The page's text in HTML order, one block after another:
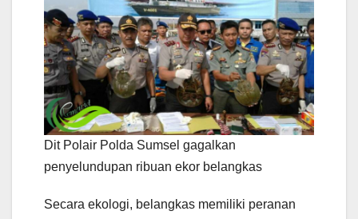
Dit Polair Polda Sumsel gagalkan
penyelundupan ribuan ekor belangkas
Secara ekologi, belangkas memiliki peranan